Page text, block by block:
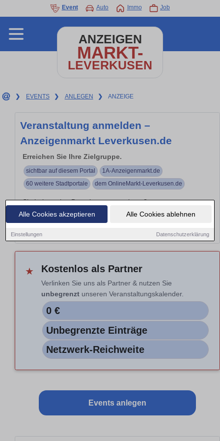
Alle Cookies akzeptieren Alle Cookies ablehnen
Einstellungen Datenschutzerklärung
Event Auto Immo Job
ANZEIGEN
MARKT-
LEVERKUSEN
❯ EVENTS ❯ ANLEGEN ❯ ANZEIGE
Veranstaltung anmelden –
Anzeigenmarkt Leverkusen.de
Erreichen Sie Ihre Zielgruppe.
sichtbar auf diesem Portal
1A-Anzeigenmarkt.de
60 weitere Stadtportale
dem OnlineMarkt-Leverkusen.de
Sie haben eine Branchenveranstaltung?
Branchen
Hinweis: Nur Vorschau. Auswahl nicht aktiv.
★ Kostenlos als Partner
Verlinken Sie uns als Partner & nutzen Sie
unbegrenzt unseren Veranstaltungskalender.
0 €
Unbegrenzte Einträge
Netzwerk-Reichweite
Events anlegen